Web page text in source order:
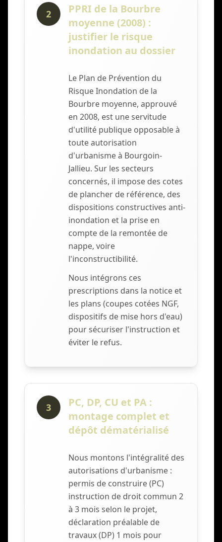
2
PPRI de la Bourbre
moyenne (2008) :
justifier le risque
inondation au dossier
Le Plan de Prévention du
Risque Inondation de la
Bourbre moyenne, approuvé
en 2008, est une servitude
d'utilité publique opposable à
toute autorisation
d'urbanisme à Bourgoin-
Jallieu. Sur les secteurs
concernés, il impose des cotes
de plancher de référence, des
dispositions constructives anti-
inondation et la prise en
compte de la remontée de
nappe, voire
l'inconstructibilité.
Nous intégrons ces
prescriptions dans la notice et
les plans (coupes cotées NGF,
dispositifs de mise hors d'eau)
pour sécuriser l'instruction et
éviter le refus.
3
PC, DP, CU et PA :
montage complet et
dépôt dématérialisé
Nous montons l'intégralité des
autorisations d'urbanisme :
permis de construire (PC)
instruction de droit commun 2
à 3 mois selon le projet,
déclaration préalable de
travaux (DP) 1 mois pour